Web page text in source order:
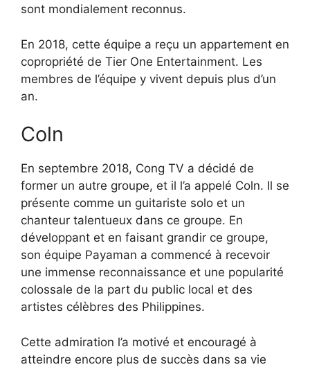
sont mondialement reconnus.
En 2018, cette équipe a reçu un appartement en
copropriété de Tier One Entertainment. Les
membres de l’équipe y vivent depuis plus d’un
an.
Coln
En septembre 2018, Cong TV a décidé de
former un autre groupe, et il l’a appelé Coln. Il se
présente comme un guitariste solo et un
chanteur talentueux dans ce groupe. En
développant et en faisant grandir ce groupe,
son équipe Payaman a commencé à recevoir
une immense reconnaissance et une popularité
colossale de la part du public local et des
artistes célèbres des Philippines.
Cette admiration l’a motivé et encouragé à
atteindre encore plus de succès dans sa vie